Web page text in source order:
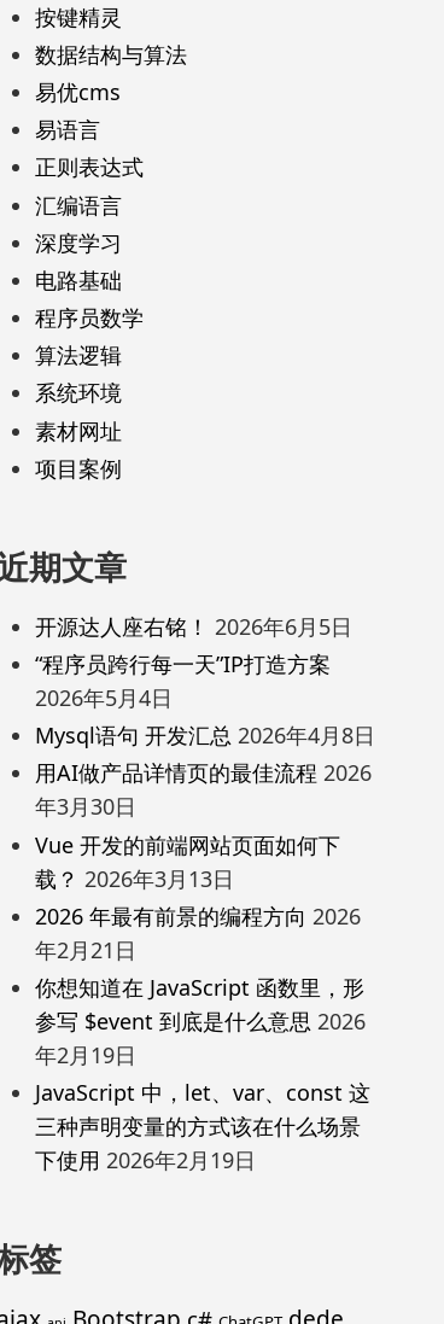
按键精灵
数据结构与算法
易优cms
易语言
正则表达式
汇编语言
深度学习
电路基础
程序员数学
算法逻辑
系统环境
素材网址
项目案例
期文章
开源达人座右铭！ 2026年6月5日
“程序员跨行每一天”IP打造方案
2026年5月4日
Mysql语句 开发汇总 2026年4月8日
用AI做产品详情页的最佳流程 2026
年3月30日
Vue 开发的前端网站页面如何下
载？ 2026年3月13日
2026 年最有前景的编程方向 2026
年2月21日
你想知道在 JavaScript 函数里，形
参写 $event 到底是什么意思 2026
年2月19日
JavaScript 中，let、var、const 这
三种声明变量的方式该在什么场景
下使用 2026年2月19日
签